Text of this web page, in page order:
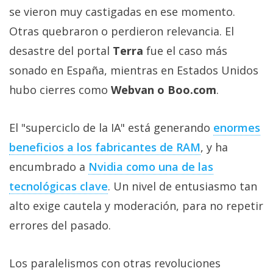
se vieron muy castigadas en ese momento.
Otras quebraron o perdieron relevancia. El
desastre del portal Terra fue el caso más
sonado en España, mientras en Estados Unidos
hubo cierres como Webvan o Boo.com.
El "superciclo de la IA" está generando enormes
beneficios a los fabricantes de RAM‎, y ha
encumbrado a Nvidia como una de las
tecnológicas clave‎. Un nivel de entusiasmo tan
alto exige cautela y moderación, para no repetir
errores del pasado.
Los paralelismos con otras revoluciones